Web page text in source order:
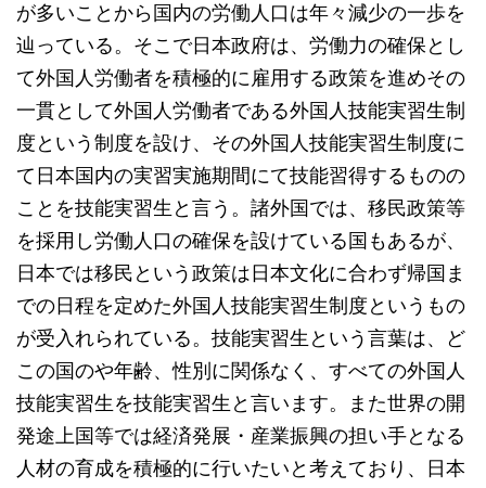
が多いことから国内の労働人口は年々減少の一歩を
辿っている。そこで日本政府は、労働力の確保とし
て外国人労働者を積極的に雇用する政策を進めその
一貫として外国人労働者である外国人技能実習生制
度という制度を設け、その外国人技能実習生制度に
て日本国内の実習実施期間にて技能習得するものの
ことを技能実習生と言う。諸外国では、移民政策等
を採用し労働人口の確保を設けている国もあるが、
日本では移民という政策は日本文化に合わず帰国ま
での日程を定めた外国人技能実習生制度というもの
が受入れられている。技能実習生という言葉は、ど
この国のや年齢、性別に関係なく、すべての外国人
技能実習生を技能実習生と言います。また世界の開
発途上国等では経済発展・産業振興の担い手となる
人材の育成を積極的に行いたいと考えており、日本